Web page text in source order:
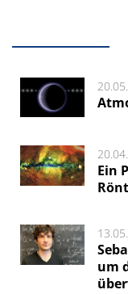
Ein
um